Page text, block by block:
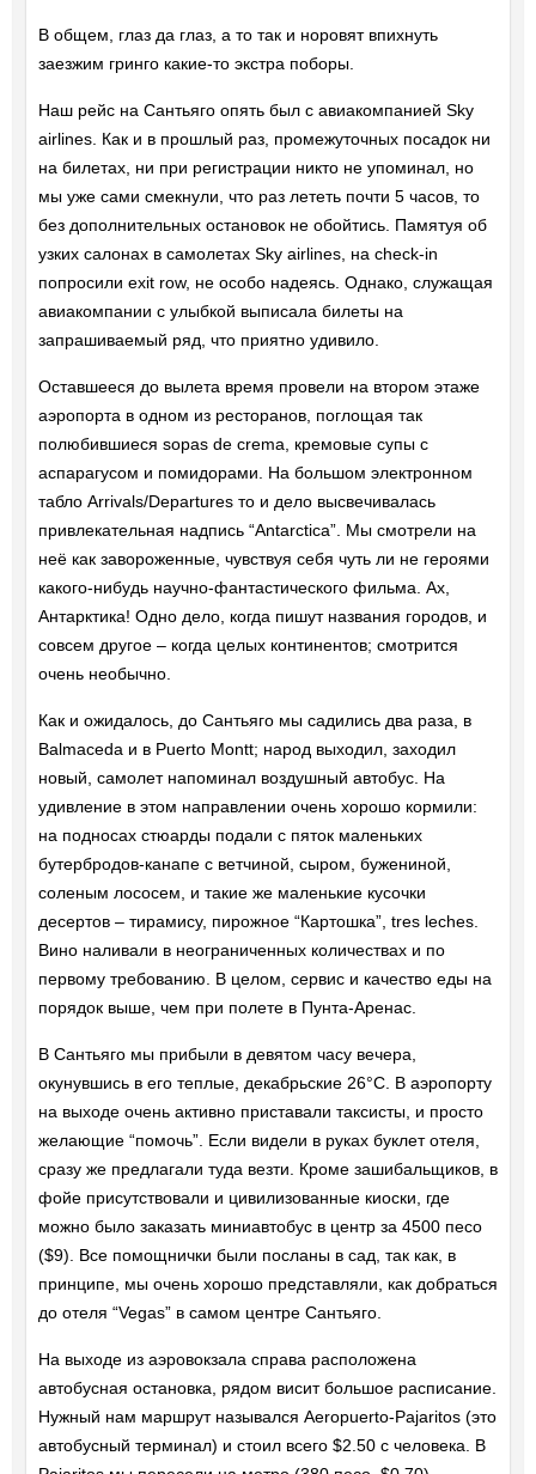
В общем, глаз да глаз, а то так и норовят впихнуть
заезжим гринго какие-то экстра поборы.
Наш рейс на Сантьяго опять был с авиакомпанией Sky
airlines. Как и в прошлый раз, промежуточных посадок ни
на билетах, ни при регистрации никто не упоминал, но
мы уже сами смекнули, что раз лететь почти 5 часов, то
без дополнительных остановок не обойтись. Памятуя об
узких салонах в самолетах Sky airlines, на check-in
попросили exit row, не особо надеясь. Однако, служащая
авиакомпании с улыбкой выписала билеты на
запрашиваемый ряд, что приятно удивило.
Оставшееся до вылета время провели на втором этаже
аэропорта в одном из ресторанов, поглощая так
полюбившиеся sopas de crema, кремовые супы с
аспарагусом и помидорами. На большом электронном
табло Arrivals/Departures то и дело высвечивалась
привлекательная надпись “Antarctica”. Мы смотрели на
неё как завороженные, чувствуя себя чуть ли не героями
какого-нибудь научно-фантастического фильма. Ах,
Антарктика! Одно дело, когда пишут названия городов, и
совсем другое – когда целых континентов; смотрится
очень необычно.
Как и ожидалось, до Сантьяго мы садились два раза, в
Balmaceda и в Puerto Montt; народ выходил, заходил
новый, самолет напоминал воздушный автобус. На
удивление в этом направлении очень хорошо кормили:
на подносах стюарды подали с пяток маленьких
бутербродов-канапе с ветчиной, сыром, бужениной,
соленым лососем, и такие же маленькие кусочки
десертов – тирамису, пирожное “Картошка”, tres leches.
Вино наливали в неограниченных количествах и по
первому требованию. В целом, сервис и качество еды на
порядок выше, чем при полете в Пунта-Аренас.
В Сантьяго мы прибыли в девятом часу вечера,
окунувшись в его теплые, декабрьские 26°C. В аэропорту
на выходе очень активно приставали таксисты, и просто
желающие “помочь”. Если видели в руках буклет отеля,
сразу же предлагали туда везти. Кроме зашибальщиков, в
фойе присутствовали и цивилизованные киоски, где
можно было заказать миниавтобус в центр за 4500 песо
($9). Все помощнички были посланы в сад, так как, в
принципе, мы очень хорошо представляли, как добраться
до отеля “Vegas” в самом центре Сантьяго.
На выходе из аэровокзала справа расположена
автобусная остановка, рядом висит большое расписание.
Нужный нам маршрут назывался Aeropuerto-Pajaritos (это
автобусный терминал) и стоил всего $2.50 с человека. В